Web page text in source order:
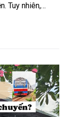
Tuy nhiên,…